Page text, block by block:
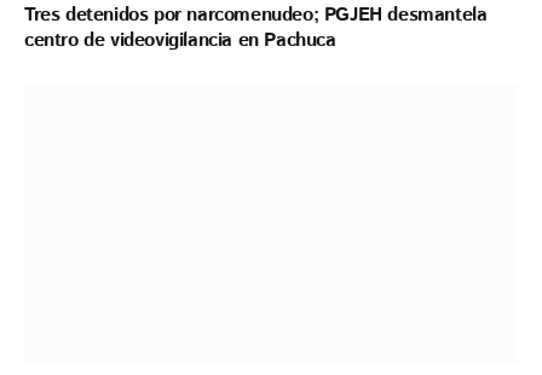
Tres detenidos por narcomenudeo; PGJEH desmantela
centro de videovigilancia en Pachuca